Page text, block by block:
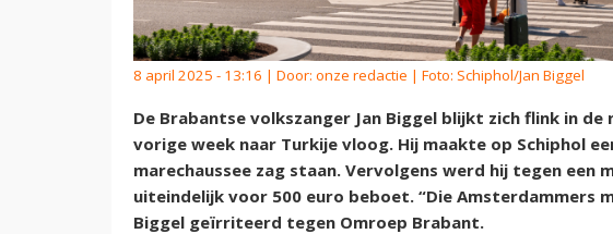
8 april 2025 - 13:16 | Door: onze redactie | Foto: Schiphol/Jan Biggel
De Brabantse volkszanger Jan Biggel blijkt zich flink in
vorige week naar Turkije vloog. Hij maakte op Schiphol
marechaussee zag staan. Vervolgens werd hij tegen een
uiteindelijk voor 500 euro beboet. “Die Amsterdammers
Biggel geïrriteerd tegen Omroep Brabant.